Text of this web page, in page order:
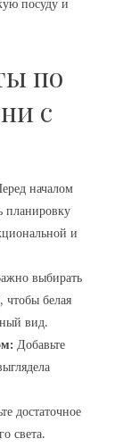
посуду и
по
с
началом
планировку
и
выбирать
чтобы белая
вид.
Добавьте
достаточное
света.